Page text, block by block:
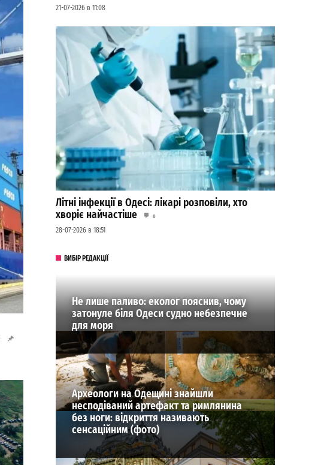
21-07-2026 в 11:08
Літні інфекції в Одесі: лікарі розповіли, хто
хворіє найчастіше
0
28-07-2026 в 18:51
ВИБІР РЕДАКЦІЇ
Не лише паливо: еколог пояснив, чому
затонуле біля Одеси судно небезпечне
для моря
Археологи на Одещині знайшли
несподіваний артефакт та римлянина
без ноги: відкриття називають
сенсаційним (фото)